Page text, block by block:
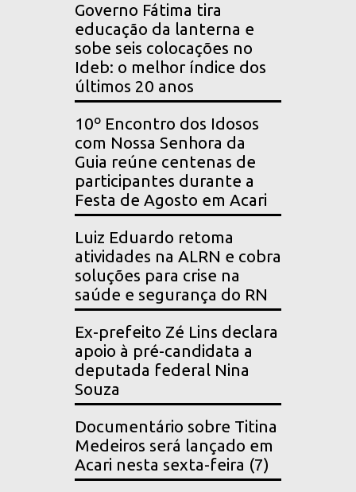
Governo Fátima tira
educação da lanterna e
sobe seis colocações no
Ideb: o melhor índice dos
últimos 20 anos
10º Encontro dos Idosos
com Nossa Senhora da
Guia reúne centenas de
participantes durante a
Festa de Agosto em Acari
Luiz Eduardo retoma
atividades na ALRN e cobra
soluções para crise na
saúde e segurança do RN
Ex-prefeito Zé Lins declara
apoio à pré-candidata a
deputada federal Nina
Souza
Documentário sobre Titina
Medeiros será lançado em
Acari nesta sexta-feira (7)